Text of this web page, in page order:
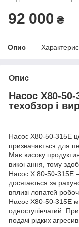
92 000 ₴
Опис
Опис
Насос Х80-50-
техобзор і
Насос Х80-50-315Е
призначається для
Має високу
виконання, тому
Насос Х 80-50-315Е ―
досягається за
впливі лопатей
Насос Х80-50-315Е
одноступінчатий.
подачі рідких